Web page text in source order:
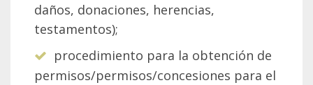
daños, donaciones, herencias,
testamentos);
procedimiento para la obtención de
permisos/permisos/concesiones para el